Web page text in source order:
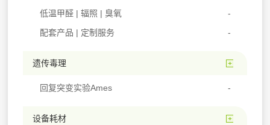
低温甲醛 | 辐照 | 臭氧
配套产品 | 定制服务
遗传毒理
回复突变实验Ames
设备耗材